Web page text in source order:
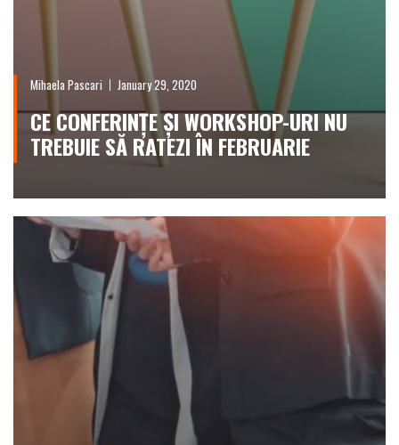
Mihaela Pascari January 29, 2020
CE CONFERINȚE ȘI WORKSHOP-URI NU
TREBUIE SĂ RATEZI ÎN FEBRUARIE